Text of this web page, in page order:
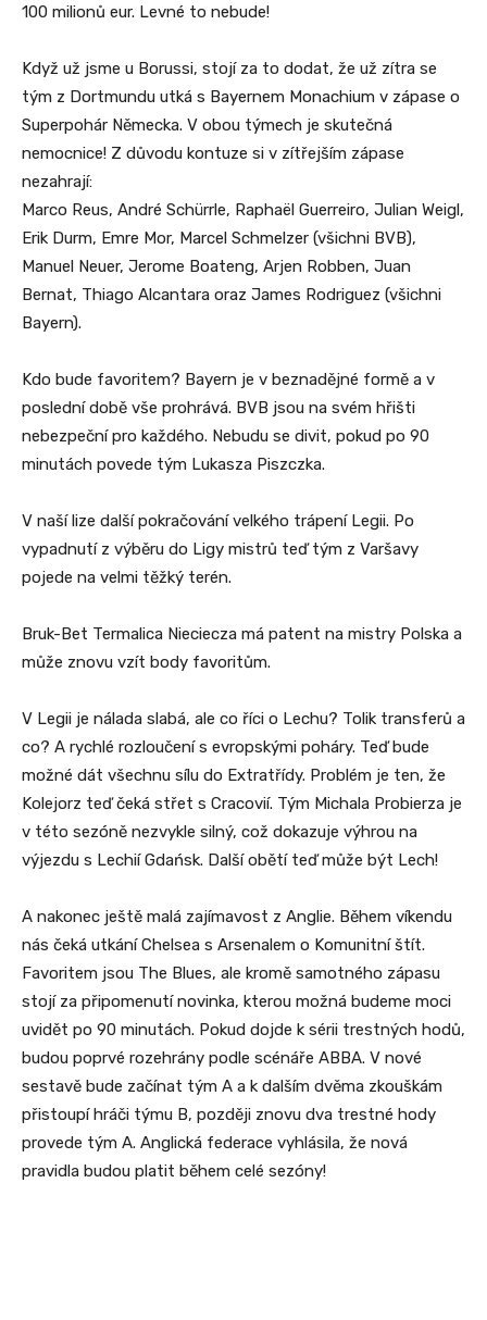
100 milionů eur. Levné to nebude!
Když už jsme u Borussi, stojí za to dodat, že už zítra se
tým z Dortmundu utká s Bayernem Monachium v zápase o
Superpohár Německa. V obou týmech je skutečná
nemocnice! Z důvodu kontuze si v zítřejším zápase
nezahrají:
Marco Reus, André Schürrle, Raphaël Guerreiro, Julian Weigl,
Erik Durm, Emre Mor, Marcel Schmelzer (všichni BVB),
Manuel Neuer, Jerome Boateng, Arjen Robben, Juan
Bernat, Thiago Alcantara oraz James Rodriguez (všichni
Bayern).
Kdo bude favoritem? Bayern je v beznadějné formě a v
poslední době vše prohrává. BVB jsou na svém hřišti
nebezpeční pro každého. Nebudu se divit, pokud po 90
minutách povede tým Lukasza Piszczka.
V naší lize další pokračování velkého trápení Legii. Po
vypadnutí z výběru do Ligy mistrů teď tým z Varšavy
pojede na velmi těžký terén.
Bruk-Bet Termalica Nieciecza má patent na mistry Polska a
může znovu vzít body favoritům.
V Legii je nálada slabá, ale co říci o Lechu? Tolik transferů a
co? A rychlé rozloučení s evropskými poháry. Teď bude
možné dát všechnu sílu do Extratřídy. Problém je ten, že
Kolejorz teď čeká střet s Cracovií. Tým Michala Probierza je
v této sezóně nezvykle silný, což dokazuje výhrou na
výjezdu s Lechií Gdańsk. Další obětí teď může být Lech!
A nakonec ještě malá zajímavost z Anglie. Během víkendu
nás čeká utkání Chelsea s Arsenalem o Komunitní štít.
Favoritem jsou The Blues, ale kromě samotného zápasu
stojí za připomenutí novinka, kterou možná budeme moci
uvidět po 90 minutách. Pokud dojde k sérii trestných hodů,
budou poprvé rozehrány podle scénáře ABBA. V nové
sestavě bude začínat tým A a k dalším dvěma zkouškám
přistoupí hráči týmu B, později znovu dva trestné hody
provede tým A. Anglická federace vyhlásila, že nová
pravidla budou platit během celé sezóny!